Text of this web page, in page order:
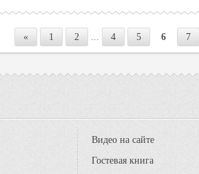
« 1 2 ... 4 5 6 7
Видео на сайте
Гостевая книга